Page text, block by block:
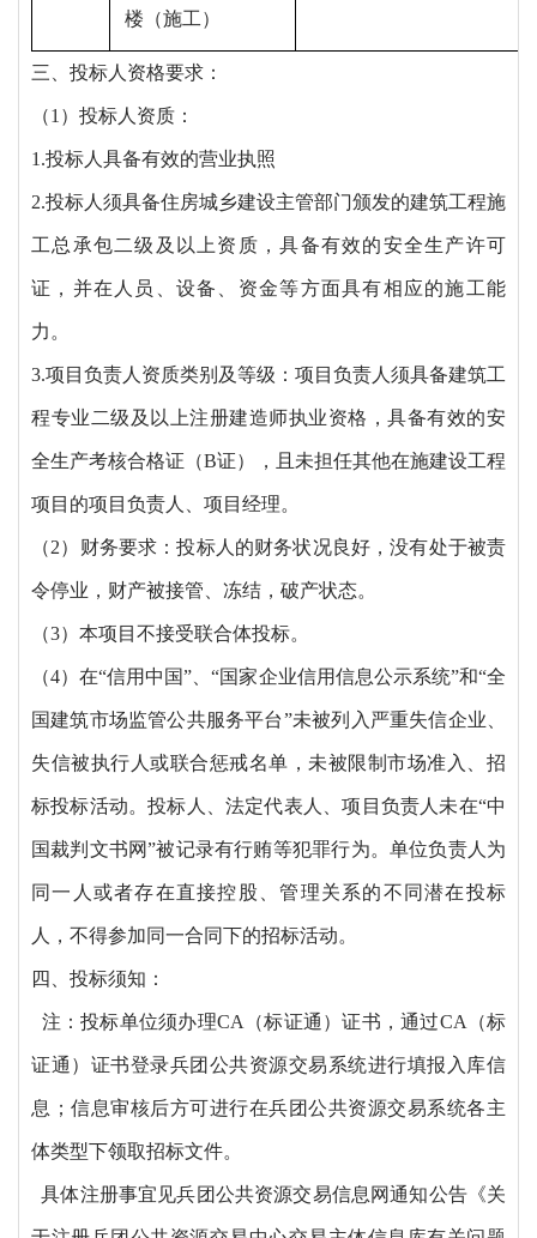
楼（施工）
三、投标人资格要求：
（1）投标人资质：
1.投标人具备有效的营业执照
2.投标人须具备住房城乡建设主管部门颁发的建筑工程施
工总承包二级及以上资质，具备有效的安全生产许可
证，并在人员、设备、资金等方面具有相应的施工能
力。
3.项目负责人资质类别及等级：项目负责人须具备建筑工
程专业二级及以上注册建造师执业资格，具备有效的安
全生产考核合格证（B证），且未担任其他在施建设工程
项目的项目负责人、项目经理。
（2）财务要求：投标人的财务状况良好，没有处于被责
令停业，财产被接管、冻结，破产状态。
（3）本项目不接受联合体投标。
（4）在“信用中国”、“国家企业信用信息公示系统”和“全
国建筑市场监管公共服务平台”未被列入严重失信企业、
失信被执行人或联合惩戒名单，未被限制市场准入、招
标投标活动。投标人、法定代表人、项目负责人未在“中
国裁判文书网”被记录有行贿等犯罪行为。单位负责人为
同一人或者存在直接控股、管理关系的不同潜在投标
人，不得参加同一合同下的招标活动。
四、投标须知：
注：投标单位须办理CA（标证通）证书，通过CA（标
证通）证书登录兵团公共资源交易系统进行填报入库信
息；信息审核后方可进行在兵团公共资源交易系统各主
体类型下领取招标文件。
具体注册事宜见兵团公共资源交易信息网通知公告《关